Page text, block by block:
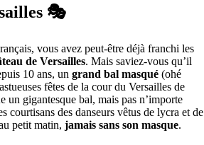
🎭
vous avez peut-être déjà franchi les
de Versailles. Mais saviez-vous qu’il
10 ans, un grand bal masqué (ohé
fêtes de la cour du Versailles de
un gigantesque bal, mais pas n’importe
courtisans des danseurs vêtus de lycra et de
petit matin, jamais sans son masque.